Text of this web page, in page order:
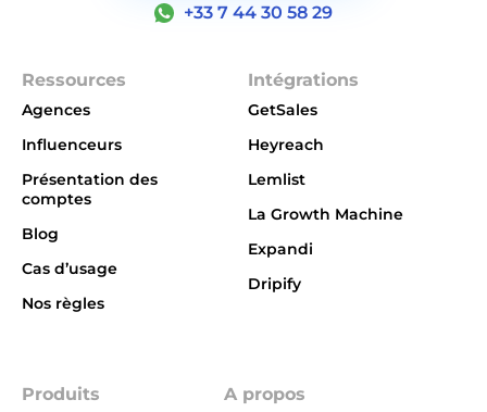
+33 7 44 30 58 29
Ressources
Agences
Influenceurs
Présentation des
comptes
Blog
Cas d’usage
Nos règles
Intégrations
GetSales
Heyreach
Lemlist
La Growth Machine
Expandi
Dripify
Produits A propos